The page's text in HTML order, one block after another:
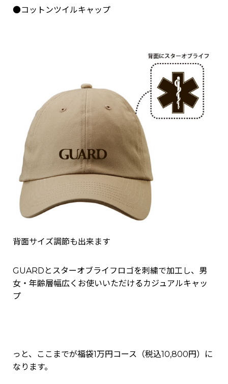
●コットンツイルキャップ
背面サイズ調節も出来ます
GUARDとスターオブライフロゴを刺繍で加工し、男
女・年齢層幅広くお使いいただけるカジュアルキャッ
プ
っと、ここまでが福袋1万円コース（税込10,800円）に
なります。